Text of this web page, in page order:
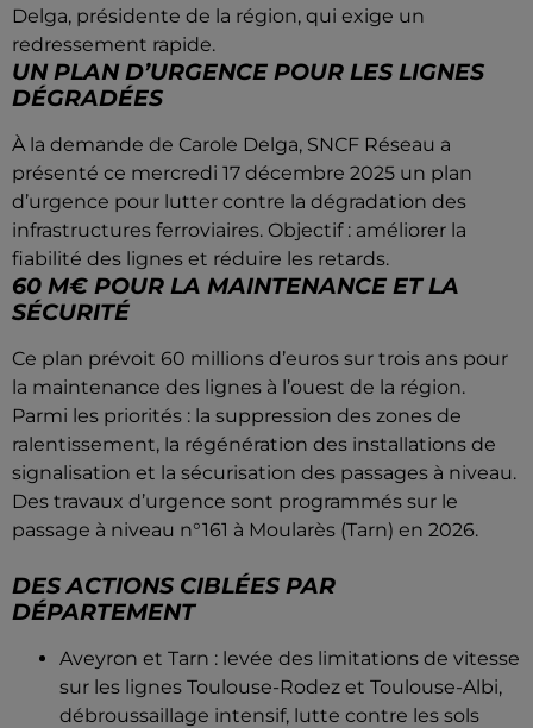
Delga, présidente de la région, qui exige un
redressement rapide.
UN PLAN D’URGENCE POUR LES LIGNES
DÉGRADÉES
À la demande de Carole Delga, SNCF Réseau a
présenté ce mercredi 17 décembre 2025 un plan
d’urgence pour lutter contre la dégradation des
infrastructures ferroviaires. Objectif : améliorer la
fiabilité des lignes et réduire les retards.
60 M€ POUR LA MAINTENANCE ET LA
SÉCURITÉ
Ce plan prévoit 60 millions d’euros sur trois ans pour
la maintenance des lignes à l’ouest de la région.
Parmi les priorités : la suppression des zones de
ralentissement, la régénération des installations de
signalisation et la sécurisation des passages à niveau.
Des travaux d’urgence sont programmés sur le
passage à niveau n°161 à Moularès (Tarn) en 2026.
DES ACTIONS CIBLÉES PAR
DÉPARTEMENT
Aveyron et Tarn : levée des limitations de vitesse
sur les lignes Toulouse-Rodez et Toulouse-Albi,
débroussaillage intensif, lutte contre les sols